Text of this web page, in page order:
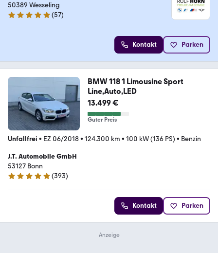
50389 Wesseling
5 Sterne
(57)
Kontakt Parken
BMW 118 1 Limousine Sport
Line,Auto,LED
13.499 €
Guter Preis
Unfallfrei • EZ 06/2018• 124.300 km • 100 kW (136 PS) • Benzin
J.T. Automobile GmbH
53127 Bonn
4.8 Sterne
(393)
Kontakt Parken